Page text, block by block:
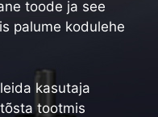
toode ja see
palume kodulehe
kasutaja
tootmis